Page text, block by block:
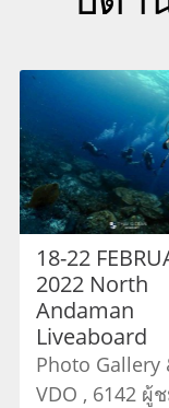
18-22
2022 North
Andaman
Liveaboard
Photo Gallery
VDO , 6142 ผู้